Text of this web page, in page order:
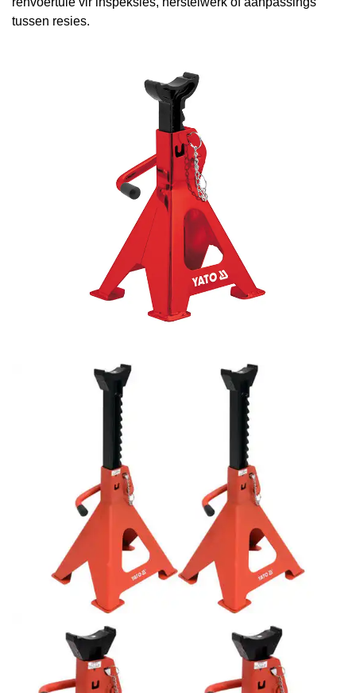
tussen resies.